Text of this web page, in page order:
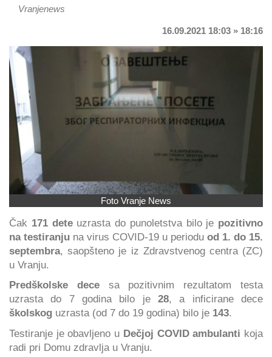
Vranjenews
16.09.2021 18:03 » 18:16
Foto Vranje News
Čak 171 deteuzrasta do punoletstva bilo je pozitivno
na testiranju na virus COVID-19 u periodu od 1. do 15.
septembra, saopšteno je iz Zdravstvenog centra (ZC)
u Vranju.
Predškolske decesa pozitivnim rezultatom testa
uzrasta do 7 godina bilo je28, a inficirane dece
školskog uzrasta (od 7 do 19 godina) bilo je 143.
Testiranje je obavljeno u Dečjoj COVID ambulanti koja
radi pri Domu zdravlja u Vranju.